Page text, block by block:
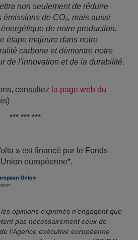
non seulement de réduire
de CO₂, mais aussi
de notre production.
étape majeure dans notre
carbone et démontre notre
de l'innovation et de la durabilité.
consultez la page web du
*** *** ***
» est financé par le Fonds
européenne*.
opinions exprimés n'engagent que
pas nécessairement ceux de
l'Agence exécutive européenne